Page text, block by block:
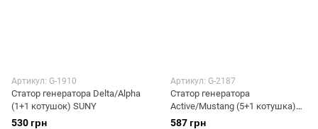
Артикул: G-1910
Статор генератора Delta/Alpha
(1+1 котушок) SUNY
530 грн
Артикул: G-2187
Статор генератора
Active/Mustang (5+1 котушка)
MANLE
587 грн